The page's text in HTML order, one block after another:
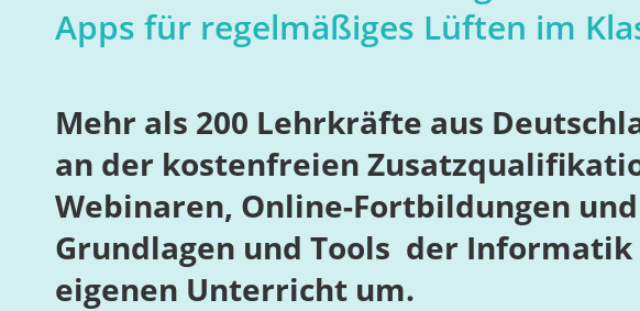
Apps für regelmäßiges Lüften im
Mehr als 200 Lehrkräfte aus
an der kostenfreien
Webinaren, Online-Fortbildungen
Grundlagen und Tools der
eigenen Unterricht um.